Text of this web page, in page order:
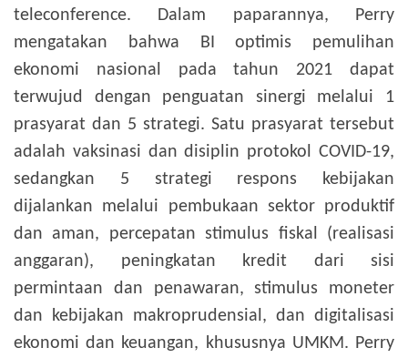
teleconference. Dalam paparannya, Perry
mengatakan bahwa BI optimis pemulihan
ekonomi nasional pada tahun 2021 dapat
terwujud dengan penguatan sinergi melalui 1
prasyarat dan 5 strategi. Satu prasyarat tersebut
adalah vaksinasi dan disiplin protokol COVID-19,
sedangkan 5 strategi respons kebijakan
dijalankan melalui pembukaan sektor produktif
dan aman, percepatan stimulus fiskal (realisasi
anggaran), peningkatan kredit dari sisi
permintaan dan penawaran, stimulus moneter
dan kebijakan makroprudensial, dan digitalisasi
ekonomi dan keuangan, khususnya UMKM. Perry